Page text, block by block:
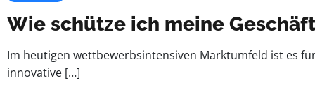
Wie schütze ich meine
Im heutigen wettbewerbsintensiven Marktumfeld ist es
innovative […]